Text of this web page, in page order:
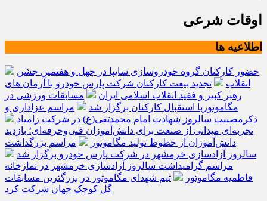
اوقات شرعی
اطلاعیه ها
حضور کارکنان گروه خودروسازی سایپا در چهل و هفتمین جشن
انقلاب
تجدید بیعت کارکنان شرکت پارس خودرو با آرمان های
رهبر کبیر و فقید انقلاب اسلامی ایران
مسابقات ورزشی در
مگاموتوربا استقبال کارکنان برگزار شد
مراسم عزاداری و
ذکرمصیبت سالروز شهادت امام محمدتقی(ع) در شرکت زامیاد
تجربه‌ای میدانی از صنعت برای دانش‌آموزان فنی‌وحرفه‌ای؛ بازدید
دانش‌آموزان از خطوط تولید مگاموتور
مراسم بزرگداشت
سالروز آزادسازی خرمشهر در شرکت پارس خودرو برگزار شد
مراسم گرامیداشت سالروز آزادسازی خرمشهر در نمازخانه
فاطمیه مگاموتور
تیم شهدای مگاموتور در بزرگترین مسابقات
گل کوچک جهان شرکت کرد